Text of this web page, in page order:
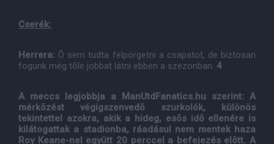
Cserék:
Herrera: Õ sem tudta felpörgetni a csapatot, de biztosan
fogunk még tõle jobbat látni ebben a szezonban. 4
A meccs legjobbja a ManUtdFanatics.hu szerint: A
mérkõzést végigszenvedõ szurkolók, különös
tekintettel azokra, akik a hideg, esõs idõ ellenére is
kilátogattak a stadionba, ráadásul nem mentek haza
Roy Keane-nel együtt 20 perccel a befejezés elõtt. A